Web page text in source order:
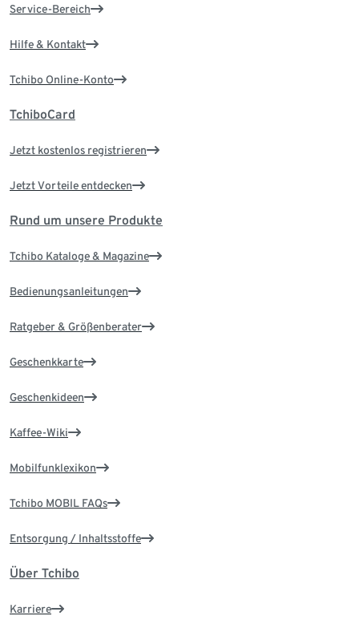
Service-Bereich
Hilfe & Kontakt
Tchibo Online-Konto
TchiboCard
Jetzt kostenlos registrieren
Jetzt Vorteile entdecken
Rund um unsere Produkte
Tchibo Kataloge & Magazine
Bedienungsanleitungen
Ratgeber & Größenberater
Geschenkkarte
Geschenkideen
Kaffee-Wiki
Mobilfunklexikon
Tchibo MOBIL FAQs
Entsorgung / Inhaltsstoffe
Über Tchibo
Karriere